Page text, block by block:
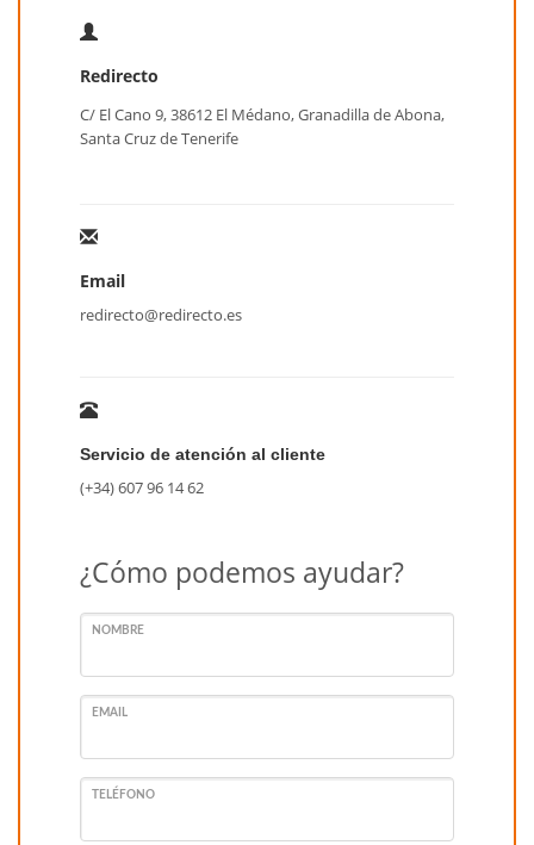
Redirecto
C/ El Cano 9, 38612 El Médano, Granadilla de Abona,
Santa Cruz de Tenerife
Email
redirecto@redirecto.es
Servicio de atención al cliente
(+34) 607 96 14 62
¿Cómo podemos ayudar?
NOMBRE
EMAIL
TELÉFONO